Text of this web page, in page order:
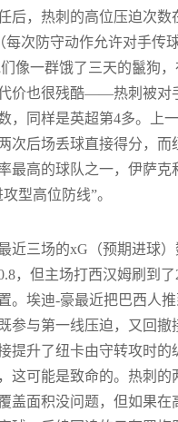
后，热刺的高位压迫次数
每次防守动作允许对手传
像一群饿了三天的鬣狗
价也很残酷——热刺被对
，同样是英超第4多。上一
次后场丢球直接得分，而
最高的球队之一，伊萨克
型高位防线”。
近三场的xG（预期进球
，但主场打西汉姆刷到了
。埃迪-豪最近把巴西人
参与第一线压迫，又回撤
提升了纽卡由守转攻时的
可能是致命的。热刺的
盖面积没问题，但如果在